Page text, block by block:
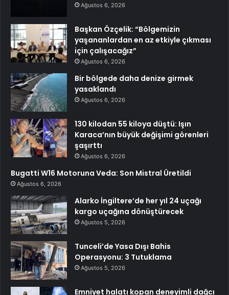
Ağustos 6, 2026
Başkan Özçelik: “Bölgemizin
yaşananlardan en az etkiyle çıkması
için çalışacağız”
Ağustos 6, 2026
Bir bölgede daha denize girmek
yasaklandı
Ağustos 6, 2026
130 kilodan 55 kiloya düştü: Işın
Karaca’nın büyük değişimi görenleri
şaşırttı
Ağustos 6, 2026
Bugatti W16 Motoruna Veda: Son Mistral Üretildi
Ağustos 6, 2026
Alarko İngiltere’de her yıl 24 uçağı
kargo uçağına dönüştürecek
Ağustos 5, 2026
Tunceli’de Yasa Dışı Bahis
Operasyonu: 3 Tutuklama
Ağustos 5, 2026
Emniyet halatı kopan deneyimli dağcı